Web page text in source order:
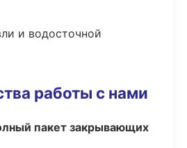
и водосточной
работы с нами
пакет закрывающих